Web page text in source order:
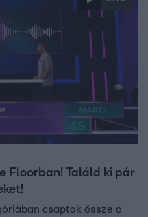
Floorban! Találd ki pár
csaptak össze a